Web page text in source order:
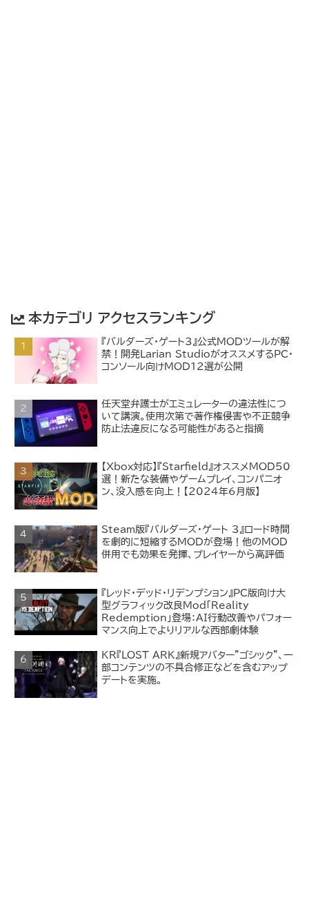
本カテゴリ アクセスランキング
『バルダーズ・ゲート3』公式MODツールが解
禁！開発Larian StudioがオススメするPC・
コンソール向けMOD12選が公開
任天堂弁護士がエミュレーターの違法性につ
いて講演。使用次第で著作権侵害や不正競争
防止法違反になる可能性があると指摘
【Xbox対応】『Starfield』オススメMOD50
選！新たな装備やゲームプレイ、コンパニオ
ン、没入感を向上！【2024年6月版】
Steam版『バルダーズ・ゲート 3』ロード時間
を劇的に短縮するMODが登場！他のMOD
併用でも効果を発揮、プレイヤーから高評価
『レッド・デッド・リデンプション』PC版向け大
型グラフィック改良Mod「Reality
Redemption」登場：AI行動改善やパフォー
マンス向上でよりリアルな西部劇体験
KR『LOST ARK』新規アバター"ゴシック"、一
部コンテンツの不具合修正などを含むアップ
デートを実施。